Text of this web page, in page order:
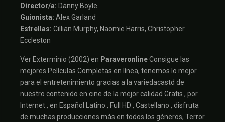
Director/a: Danny Boyle
Guionista: Alex Garland
Estrellas: Cillian Murphy, Naomie Harris, Christopher
Eccleston
Ver Exterminio (2002) en ParaveronlineConsigue las
mejores Películas Completas en línea, tenemos lo mejor
para el entretenimiento gracias a la variedacastd de
nuestro contenido en cine de la mejor calidad Gratis , por
Internet , en Español Latino , Full HD , Castellano , disfruta
de muchas producciones más en todos los géneros, Terror